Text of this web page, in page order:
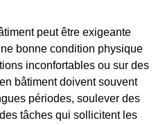
peut être exigeante
bonne condition physique
inconfortables ou sur des
bâtiment doivent souvent
périodes, soulever des
tâches qui sollicitent les